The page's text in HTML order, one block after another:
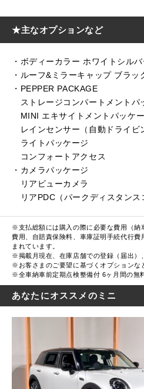
★主なオプションなど
・ボディーカラー ホワイトシルバ
・ルーフ&ミラーキャップ ブラッ
・PEPPER PACKAGE
ストレージコンパートメントパ
MINI エキサイトメントパッケ
レインセンサー（自動ドライビ
ライトパッケージ
コンフォートアクセス
・カメラパッケージ
リアビューカメラ
リアPDC（パークディスタンス
※支払総額には購入の際に必要な費用（納
費用、自賠責保険料、車庫証明手続代行
まれています。
※掲載月現在、在庫店舗での登録（届出）
※お客さまのご要望に基づくオプションな
※全車納車前定期点検整備付 6ヶ月間の無
あなたにオススメのミニ